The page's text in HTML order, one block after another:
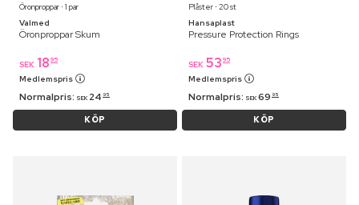
Öronproppar ⋅ 1 par
Valmed
Öronproppar Skum
SEK 18 95
Medlemspris
Normalpris: SEK 24 95
KÖP
Plåster ⋅ 20 st
Hansaplast
Pressure Protection Rings
SEK 53 95
Medlemspris
Normalpris: SEK 69 95
KÖP